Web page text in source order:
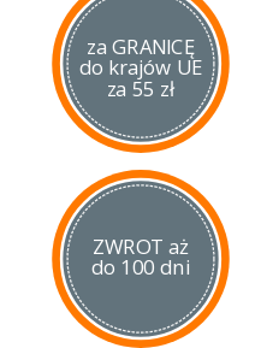
za GRANICĘ
do krajów UE
za 55 zł
ZWROT aż
do 100 dni